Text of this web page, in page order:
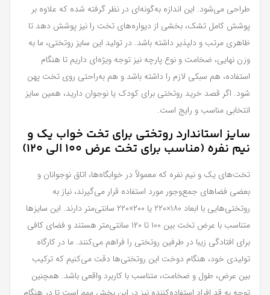
طراحی می‌شود. این اندازه به‌گونه‌ای در نظر گرفته شده که علاوه بر
پوشش کامل تشک، بخشی از دیواره‌های تخت را نیز پوشش دهد تا
ظاهری مرتب و دلپذیر داشته باشد. در تولید این سایز روتختی، ما به
وزن نهایی، ضخامت و نوع پارچه نیز توجه ویژه‌ای داریم تا هنگام
استفاده، هم سبکی لازم را داشته باشد و هم به‌راحتی روی تخت پهن
شود. اگر قصد خرید روتختی برای کودک یا نوجوان دارید، همین سایز
انتخابی مناسب و رایج است.
سایز استاندارد روتختی برای تخت خواب یک و
نیم نفره (مناسب برای تخت عرض ۱۰۰ الی ۱۲۰)
تخت‌های یک و نیم نفره که معمولاً در خوابگاه‌ها، اتاق نوجوانان و
بعضی فضاهای جمع‌وجور مورد استفاده قرار می‌گیرند، نیاز به
روتختی‌هایی با ابعاد ۱۸۰×۲۲۰ یا ۲۰۰×۲۲۰ سانتی‌متر دارند. این سایزها
متناسب با عرض تخت بین ۱۰۰ تا ۱۲۰ سانتی‌متر هستند و فضای کافی
برای افتادگی زیبا در طرفین روتختی را فراهم می‌کنند. ما در کارگاه
تولیدی خود، هنگام دوخت این روتختی‌ها دقت می‌کنیم که ترکیب
بین عرض، طول و ضخامت، متناسب با کاربرد واقعی باشد. همچنین